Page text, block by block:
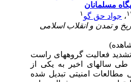
مسلمانان
جواد حق گو۱
و تمدن و انقلاب اسلامی
فعالیت گروه­های راست
سال­های اخیر به یکی از
امنیتی تبدیل شده